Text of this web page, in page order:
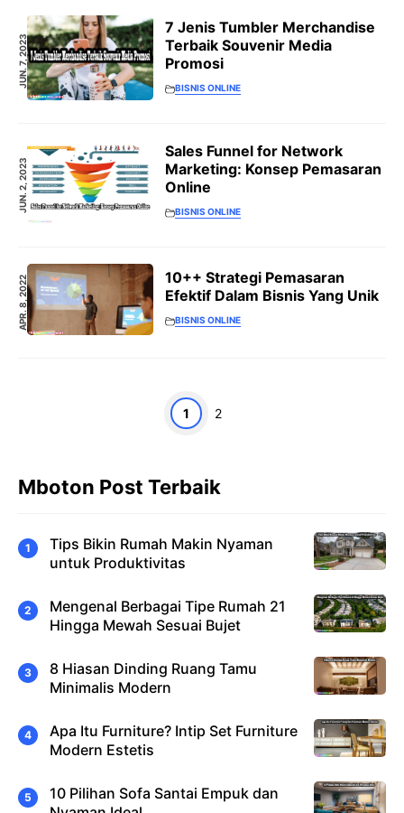
JUN. 7, 2023
7 Jenis Tumbler Merchandise
Terbaik Souvenir Media
Promosi
BISNIS ONLINE
JUN. 2, 2023
Sales Funnel for Network
Marketing: Konsep Pemasaran
Online
BISNIS ONLINE
APR. 8, 2022
10++ Strategi Pemasaran
Efektif Dalam Bisnis Yang Unik
BISNIS ONLINE
Halaman
1 Halaman
2
Mboton Post Terbaik
Tips Bikin Rumah Makin Nyaman
untuk Produktivitas
Mengenal Berbagai Tipe Rumah 21
Hingga Mewah Sesuai Bujet
8 Hiasan Dinding Ruang Tamu
Minimalis Modern
Apa Itu Furniture? Intip Set Furniture
Modern Estetis
10 Pilihan Sofa Santai Empuk dan